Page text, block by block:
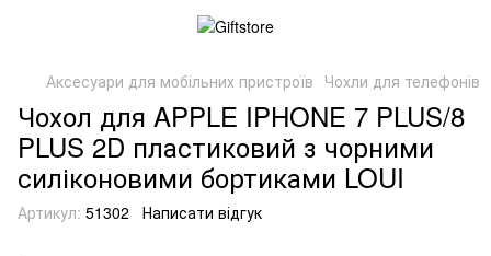
Аксесуари для мобільних пристроїв Чохли для телефонів
Чохол для APPLE IPHONE 7 PLUS/8
PLUS 2D пластиковий з чорними
силіконовими бортиками LOUI
Артикул: 51302 Написати відгук